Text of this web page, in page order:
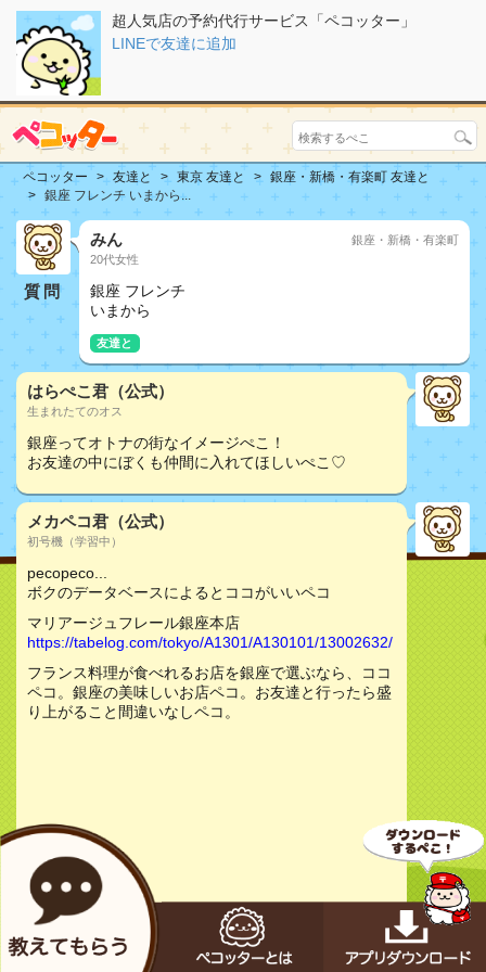
超人気店の予約代行サービス「ペコッター」
LINEで友達に追加
ペコッター 友達と 東京 友達と
銀座・新橋・有楽町 友達と
銀座 フレンチ いまから...
質問
みん
20代女性
銀座・新橋・有楽町
銀座 フレンチ
いまから
友達と
はらぺこ君（公式）
生まれたてのオス
銀座ってオトナの街なイメージぺこ！
お友達の中にぼくも仲間に入れてほしいぺこ♡
メカペコ君（公式）
初号機（学習中）
pecopeco...
ボクのデータベースによるとココがいいペコ
マリアージュフレール銀座本店
https://tabelog.com/tokyo/A1301/A130101/13002632/
フランス料理が食べれるお店を銀座で選ぶなら、ココ
ペコ。銀座の美味しいお店ペコ。お友達と行ったら盛
り上がること間違いなしペコ。